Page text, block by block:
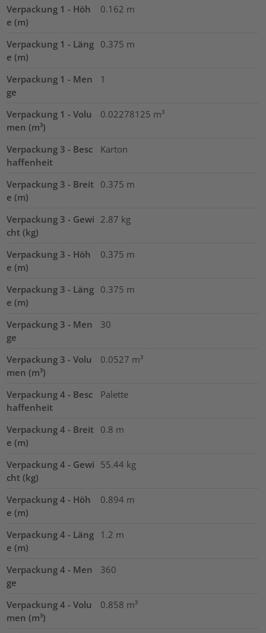
Verpackung 1 - Höh
e (m)
0.162 m
Verpackung 1 - Läng
e (m)
0.375 m
Verpackung 1 - Men
ge
1
Verpackung 1 - Volu
men (m³)
0.02278125 m³
Verpackung 3 - Besc
haffenheit
Karton
Verpackung 3 - Breit
e (m)
0.375 m
Verpackung 3 - Gewi
cht (kg)
2.87 kg
Verpackung 3 - Höh
e (m)
0.375 m
Verpackung 3 - Läng
e (m)
0.375 m
Verpackung 3 - Men
ge
30
Verpackung 3 - Volu
men (m³)
0.0527 m³
Verpackung 4 - Besc
haffenheit
Palette
Verpackung 4 - Breit
e (m)
0.8 m
Verpackung 4 - Gewi
cht (kg)
55.44 kg
Verpackung 4 - Höh
e (m)
0.894 m
Verpackung 4 - Läng
e (m)
1.2 m
Verpackung 4 - Men
ge
360
Verpackung 4 - Volu
men (m³)
0.858 m³